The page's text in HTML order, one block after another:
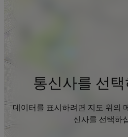
통신사를 선
데이터를 표시하려면 지도 위의
신사를 선택하